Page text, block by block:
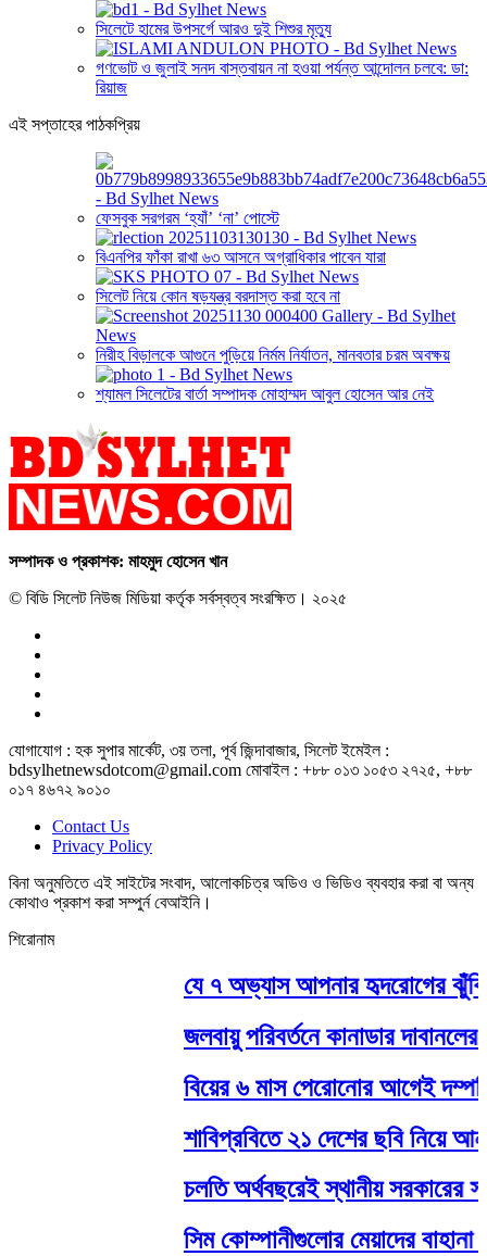
সিলেটে হামের উপসর্গে আরও দুই শিশুর মৃত্যু
গণভোট ও জুলাই সনদ বাস্তবায়ন না হওয়া পর্যন্ত আন্দোলন চলবে: ডা:
রিয়াজ
এই সপ্তাহের পাঠকপ্রিয়
ফেসবুক সরগরম ‘হ্যাঁ’ ‘না’ পোস্টে
বিএনপির ফাঁকা রাখা ৬৩ আসনে অগ্রাধিকার পাবেন যারা
সিলেট নিয়ে কোন ষড়যন্ত্র বরদাস্ত করা হবে না
নিরীহ বিড়ালকে আগুনে পুড়িয়ে নির্মম নির্যাতন, মানবতার চরম অবক্ষয়
শ্যামল সিলেটের বার্তা সম্পাদক মোহাম্মদ আবুল হোসেন আর নেই
সম্পাদক ও প্রকাশক: মাহমুদ হোসেন খান
© বিডি সিলেট নিউজ মিডিয়া কর্তৃক সর্বস্বত্ব সংরক্ষিত। ২০২৫
যোগাযোগ : হক সুপার মার্কেট, ৩য় তলা, পূর্ব জিন্দাবাজার, সিলেট ইমেইল :
bdsylhetnewsdotcom@gmail.com মোবাইল : +৮৮ ০১৩ ১০৫৩ ২৭২৫, +৮৮
০১৭ ৪৬৭২ ৯০১০
Contact Us
Privacy Policy
বিনা অনুমতিতে এই সাইটের সংবাদ, আলোকচিত্র অডিও ও ভিডিও ব্যবহার করা বা অন্য
কোথাও প্রকাশ করা সম্পুর্ন বেআইনি।
শিরোনাম
যে ৭ অভ্যাস আপনার হৃদরোগের ঝুঁকি
জলবায়ু পরিবর্তনে কানাডার দাবানলের
বিয়ের ৬ মাস পেরোনোর আগেই
শাবিপ্রবিতে ২১ দেশের ছবি নিয়ে
চলতি অর্থবছরেই স্থানীয় সরকারের
সিম কোম্পানীগুলোর মেয়াদের বাহানা